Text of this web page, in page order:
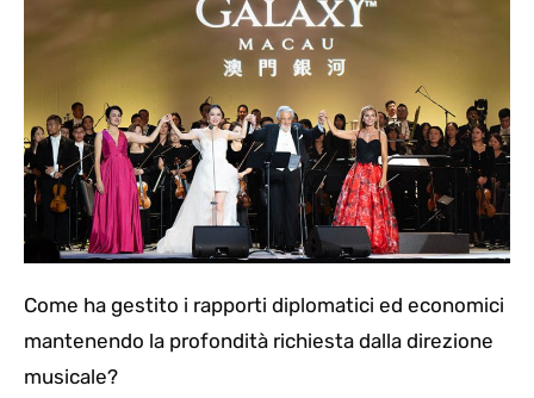
Come ha gestito i rapporti diplomatici ed economici
mantenendo la profondità richiesta dalla direzione
musicale?